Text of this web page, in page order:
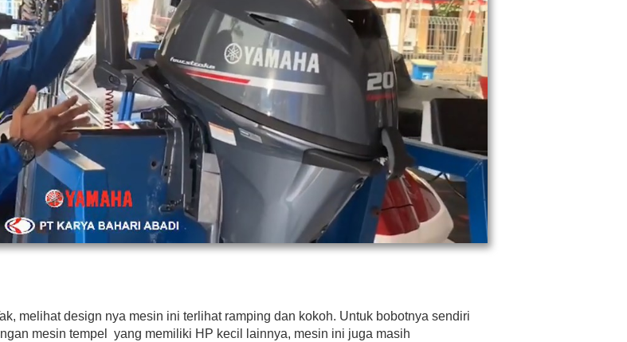
melihat design nya mesin ini terlihat ramping dan kokoh. Untuk bobotnya sendiri
mesin tempel yang memiliki HP kecil lainnya, mesin ini juga masih